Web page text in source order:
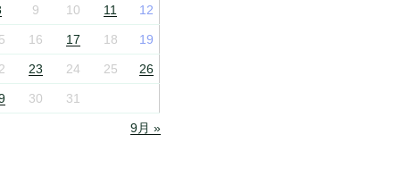
9 10 11 12
16 17 18 19
23 24 25 26
30 31
9月 »